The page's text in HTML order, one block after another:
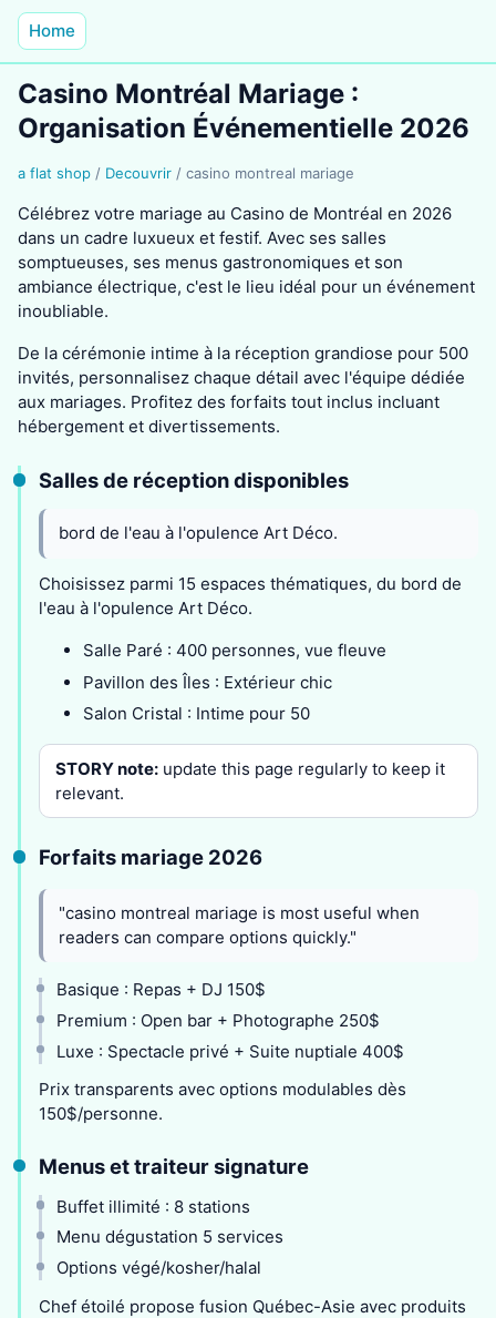
Home
Casino Montréal Mariage :
Organisation Événementielle 2026
a flat shop / Decouvrir / casino montreal mariage
Célébrez votre mariage au Casino de Montréal en 2026
dans un cadre luxueux et festif. Avec ses salles
somptueuses, ses menus gastronomiques et son
ambiance électrique, c'est le lieu idéal pour un événement
inoubliable.
De la cérémonie intime à la réception grandiose pour 500
invités, personnalisez chaque détail avec l'équipe dédiée
aux mariages. Profitez des forfaits tout inclus incluant
hébergement et divertissements.
Salles de réception disponibles
bord de l'eau à l'opulence Art Déco.
Choisissez parmi 15 espaces thématiques, du bord de
l'eau à l'opulence Art Déco.
Salle Paré : 400 personnes, vue fleuve
Pavillon des Îles : Extérieur chic
Salon Cristal : Intime pour 50
STORY note:update this page regularly to keep it
relevant.
Forfaits mariage 2026
"casino montreal mariage is most useful when
readers can compare options quickly."
Basique : Repas + DJ 150$
Premium : Open bar + Photographe 250$
Luxe : Spectacle privé + Suite nuptiale 400$
Prix transparents avec options modulables dès
150$/personne.
Menus et traiteur signature
Buffet illimité : 8 stations
Menu dégustation 5 services
Options végé/kosher/halal
Chef étoilé propose fusion Québec-Asie avec produits